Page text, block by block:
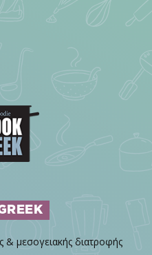
& μεσογειακής διατροφής